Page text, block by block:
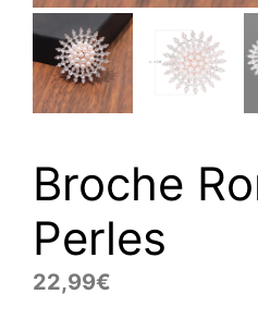
Broche
Perles
22,99€